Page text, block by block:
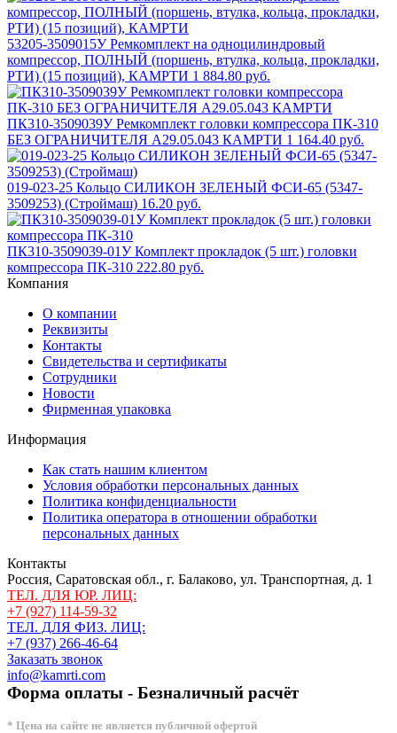
53205-3509015У Ремкомплект на одноцилиндровый
компрессор, ПОЛНЫЙ (поршень, втулка, кольца, прокладки,
РТИ) (15 позиций), КАМРТИ 1 884.80 руб.
ПК310-3509039У Ремкомплект головки компрессора ПК-310
БЕЗ ОГРАНИЧИТЕЛЯ А29.05.043 КАМРТИ 1 164.40 руб.
019-023-25 Кольцо СИЛИКОН ЗЕЛЕНЫЙ ФСИ-65 (5347-
3509253) (Строймаш) 16.20 руб.
ПК310-3509039-01У Комплект прокладок (5 шт.) головки
компрессора ПК-310 222.80 руб.
Компания
О компании
Реквизиты
Контакты
Свидетельства и сертификаты
Сотрудники
Новости
Фирменная упаковка
Информация
Как стать нашим клиентом
Условия обработки персональных данных
Политика конфиденциальности
Политика оператора в отношении обработки
персональных данных
Контакты
Россия, Саратовская обл., г. Балаково, ул. Транспортная, д. 1
ТЕЛ. ДЛЯ ЮР. ЛИЦ:
+7 (927) 114-59-32
ТЕЛ. ДЛЯ ФИЗ. ЛИЦ:
+7 (937) 266-46-64
Заказать звонок
info@kamrti.com
Форма оплаты - Безналичный расчёт
* Цена на сайте не является публичной офертой